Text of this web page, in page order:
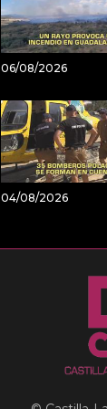
06/08/2026
04/08/2026